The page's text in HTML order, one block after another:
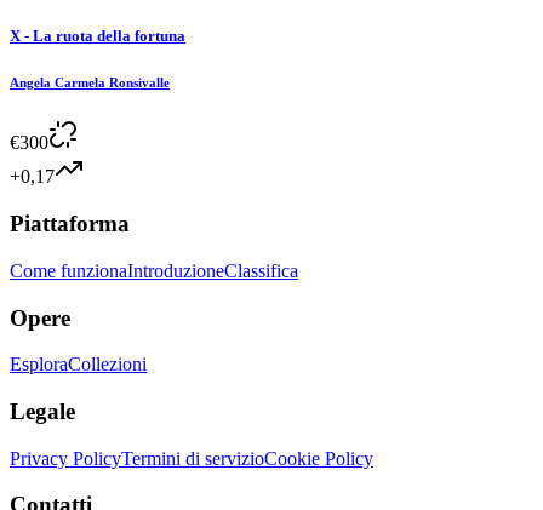
X - La ruota della fortuna
Angela Carmela Ronsivalle
€300
+0,17
Piattaforma
Come funzionaIntroduzioneClassifica
Opere
EsploraCollezioni
Legale
Privacy PolicyTermini di servizioCookie Policy